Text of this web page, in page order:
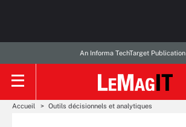
An Informa TechTarget Publication
Accueil Outils décisionnels et analytiques